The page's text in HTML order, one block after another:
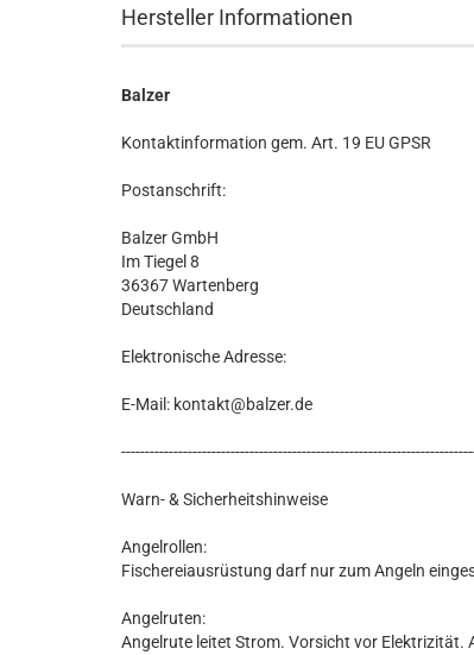
Hersteller Informationen
Balzer
Kontaktinformation gem. Art. 19 EU GPSR
Postanschrift:
Balzer GmbH
Im Tiegel 8
36367 Wartenberg
Deutschland
Elektronische Adresse:
E-Mail: kontakt@balzer.de
Warn- & Sicherheitshinweise
Angelrollen:
Fischereiausrüstung darf nur zum Angeln
Angelruten:
Angelrute leitet Strom. Vorsicht vor Elektrizität.